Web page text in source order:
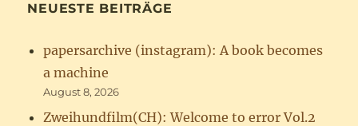
NEUESTE BEITRÄGE
papersarchive (instagram): A book becomes
a machine
August 8, 2026
Zweihundfilm(CH): Welcome to error Vol.2